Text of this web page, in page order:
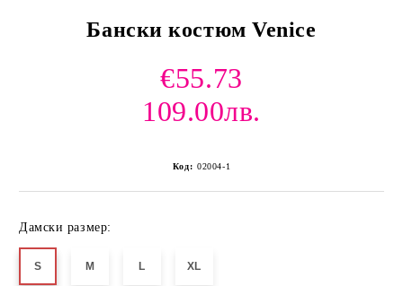
Бански костюм Venice
€55.73
109.00лв.
Код: 02004-1
Дамски размер:
S M L XL